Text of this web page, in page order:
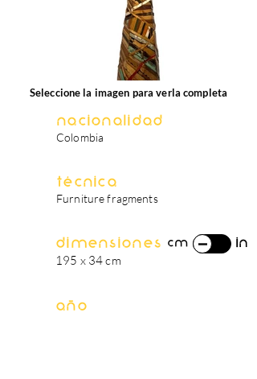
Seleccione la imagen para verla completa
Nacionalidad
Colombia
Técnica
Furniture fragments
Dimensiones
195 x 34 cm
cm in
Año